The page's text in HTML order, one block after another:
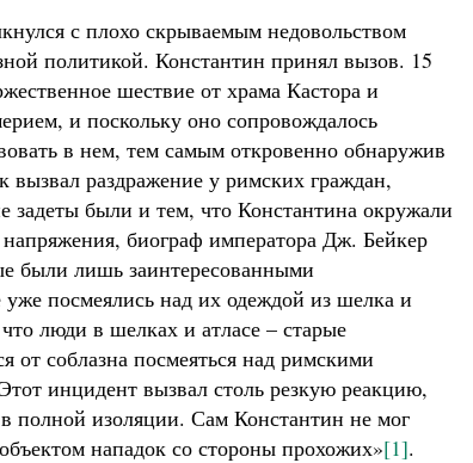
с плохо скрываемым недовольством
политикой. Константин принял вызов. 15
шествие от храма Кастора и
и поскольку оно сопровождалось
в нем, тем самым откровенно обнаружив
вызвал раздражение у римских граждан,
задеты были и тем, что Константина окружали
биограф императора Дж. Бейкер
были лишь заинтересованными
посмеялись над их одеждой из шелка и
люди в шелках и атласе – старые
от соблазна посмеяться над римскими
инцидент вызвал столь резкую реакцию,
полной изоляции. Сам Константин не мог
нападок со стороны прохожих»[1].